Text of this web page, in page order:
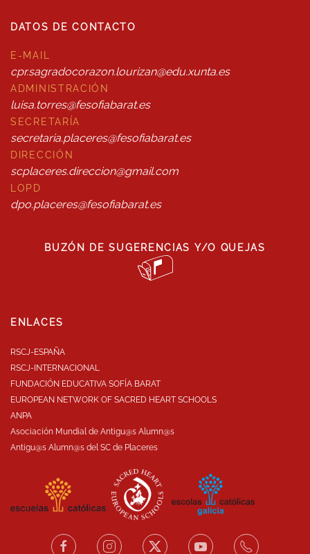
DATOS DE CONTACTO
E-MAIL
cpr.sagradocorazon.lourizan@edu.xunta.es
ADMINISTRACIÓN
luisa.torres@fesofiabarat.es
SECRETARÍA
secretaria.placeres@fesofiabarat.es
DIRECCIÓN
scplaceres.direccion@gmail.com
LOPD
dpo.placeres@fesofiabarat.es
BUZÓN DE SUGERENCIAS Y/O QUEJAS
ENLACES
RSCJ-ESPAÑA
RSCJ-INTERNACIONAL
FUNDACIÓN EDUCATIVA SOFÍA BARAT
EUROPEAN NETWORK OF SACRED HEART SCHOOLS
ANPA
Asociación Mundial de Antigu@s Alumn@s
Antigu@s Alumn@s del SC de Placeres